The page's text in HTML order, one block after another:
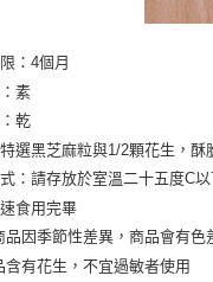
：4個月
素
乾
選黑芝麻粒與1/2顆花生，
：請存放於室溫二十五度C
食用完畢
品因季節性差異，商品會有
含有花生，不宜過敏者使用